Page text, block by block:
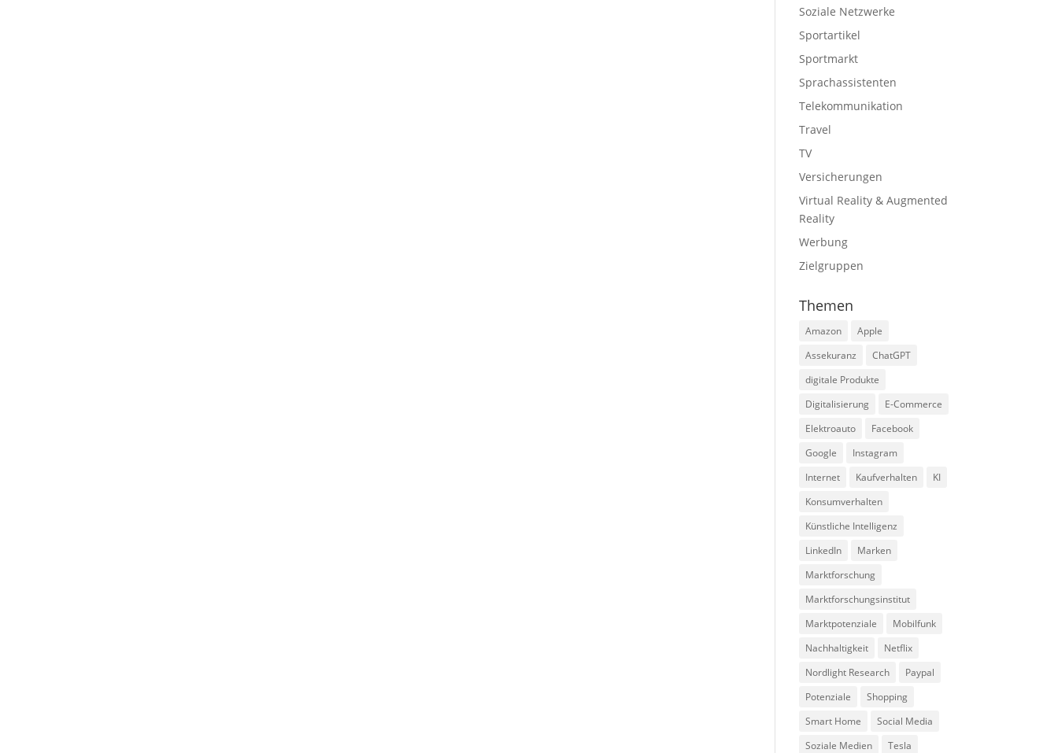
Soziale Netzwerke
Sportartikel
Sportmarkt
Sprachassistenten
Telekommunikation
Travel
TV
Versicherungen
Virtual Reality & Augmented
Reality
Werbung
Zielgruppen
Themen
Amazon
Apple
Assekuranz
ChatGPT
digitale Produkte
Digitalisierung
E-Commerce
Elektroauto
Facebook
Google
Instagram
Internet
Kaufverhalten
KI
Konsumverhalten
Künstliche Intelligenz
LinkedIn
Marken
Marktforschung
Marktforschungsinstitut
Marktpotenziale
Mobilfunk
Nachhaltigkeit
Netflix
Nordlight Research
Paypal
Potenziale
Shopping
Smart Home
Social Media
Soziale Medien
Tesla